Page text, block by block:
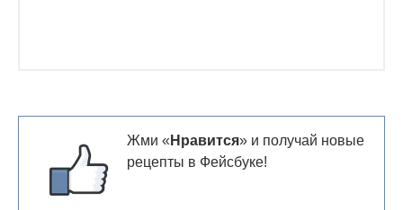
Жми « Нравится» и получай новые
рецепты в Фейсбуке!